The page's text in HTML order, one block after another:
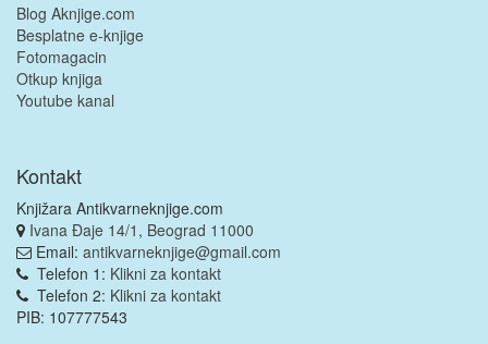
Blog Aknjige.com
Besplatne e-knjige
Fotomagacin
Otkup knjiga
Youtube kanal
Kontakt
Knjižara Antikvarneknjige.com
Ivana Đaje 14/1, Beograd 11000
Email: antikvarneknjige@gmail.com
Telefon 1: Klikni za kontakt
Telefon 2: Klikni za kontakt
PIB: 107777543